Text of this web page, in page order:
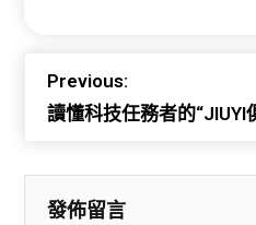
Previous:
讀懂科技任務者的“JIUYI
發佈留言